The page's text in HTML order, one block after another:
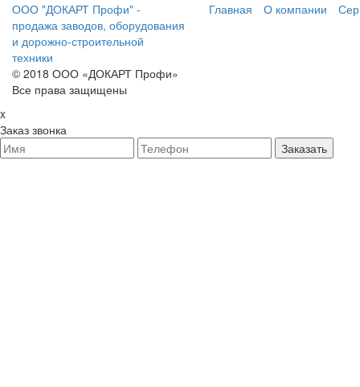
ООО "ДОКАРТ Профи" -
продажа заводов, оборудования
и дорожно-строительной
техники
© 2018 ООО «ДОКАРТ Профи»
Все права защищены
Главная О компании
x
Заказ звонка
Заказать